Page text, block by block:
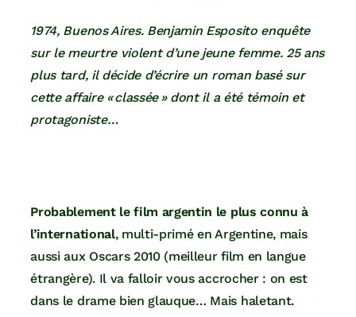
1974, Buenos Aires. Benjamin Esposito enquête
sur le meurtre violent d’une jeune femme. 25 ans
plus tard, il décide d’écrire un roman basé sur
cette affaire « classée » dont il a été témoin et
protagoniste…
Probablement le film argentin le plus connu à
l’international, multi-primé en Argentine, mais
aussi aux Oscars 2010 (meilleur film en langue
étrangère). Il va falloir vous accrocher : on est
dans le drame bien glauque… Mais haletant.